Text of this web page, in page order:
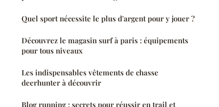
Quel sport nécessite le plus d'argent pour y jouer ?
Découvrez le magasin surf à paris : équipements
pour tous niveaux
Les indispensables vêtements de chasse
deerhunter à découvrir
Blog running : secrets pour réussir en trail et